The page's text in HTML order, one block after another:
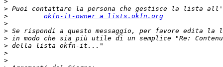
>
>
okfn-it-owner a lists.okfn.org
>
>
>
>
>
>